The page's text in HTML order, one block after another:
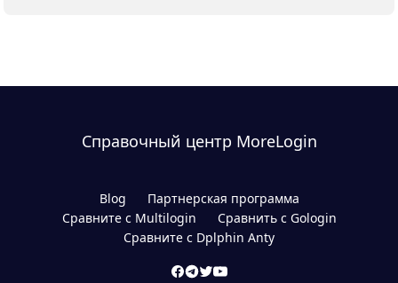
Справочный центр MoreLogin
Blog
Партнерская программа
Сравните с Multilogin
Сравнить с Gologin
Сравните с Dplphin Anty